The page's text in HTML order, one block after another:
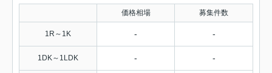
価格相場 募集件数
1R～1K - -
1DK～1LDK - -